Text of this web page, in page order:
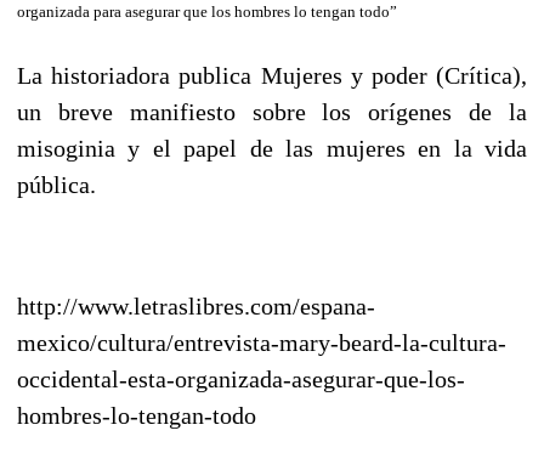
organizada para asegurar que los hombres lo tengan todo”
La historiadora publica Mujeres y poder (Crítica),
un breve manifiesto sobre los orígenes de la
misoginia y el papel de las mujeres en la vida
pública.
http://www.letraslibres.com/espana-
mexico/cultura/entrevista-mary-beard-la-cultura-
occidental-esta-organizada-asegurar-que-los-
hombres-lo-tengan-todo